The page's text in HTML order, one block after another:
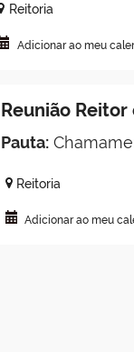
Reitoria
Adicionar ao meu
Reunião Reitor
Pauta:
Reitoria
Adicionar ao meu